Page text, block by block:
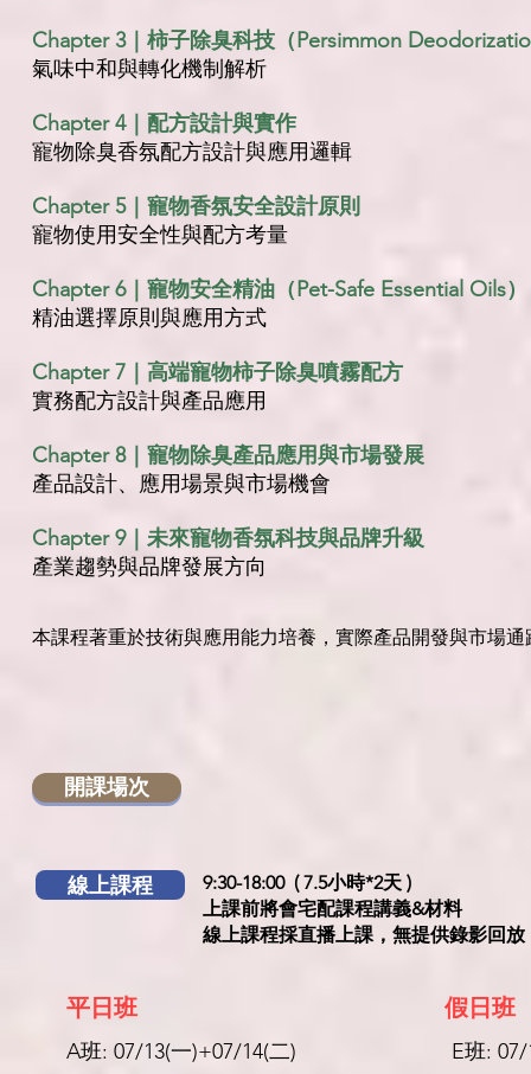
Chapter 3｜柿子除臭科技（Persimmon
氣味中和與轉化機制解析
Chapter 4｜配方設計與實作
寵物除臭香氛配方設計與應用邏輯
Chapter 5｜寵物香氛安全設計原則
寵物使用安全性與配方考量
Chapter 6｜寵物安全精油（Pet-Safe Essential Oils）
精油選擇原則與應用方式
Chapter 7｜高端寵物柿子除臭噴霧配方
實務配方設計與產品應用
Chapter 8｜寵物除臭產品應用與市場發展
產品設計、應用場景與市場機會
Chapter 9｜未來寵物香氛科技與品牌升級
產業趨勢與品牌發展方向
本課程著重於技術與應用能力培養，實際產品開發與市場
開課場次
線上課程
9:30-18:00 ( 7.5小時*2天 )
​上課前將會宅配課程講義&材料
​線上課程採直播上課，無提供錄影回放
平日班
A班: 07/13(一)+07/14(二)
假日班
E班: